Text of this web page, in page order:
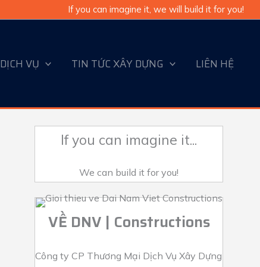
If you can imagine it, we will build it for you!
DỊCH VỤ TIN TỨC XÂY DỰNG LIÊN HỆ
If you can imagine it...
We can build it for you!
VỀ DNV | Constructions
Công ty CP Thương Mại Dịch Vụ Xây Dựng